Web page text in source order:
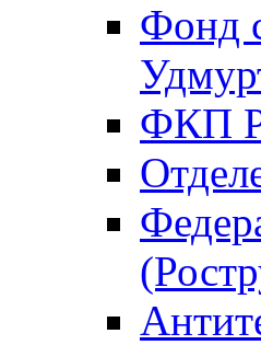
Фонд
ФКП